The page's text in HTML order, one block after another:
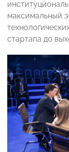
максимальный
стартапа до